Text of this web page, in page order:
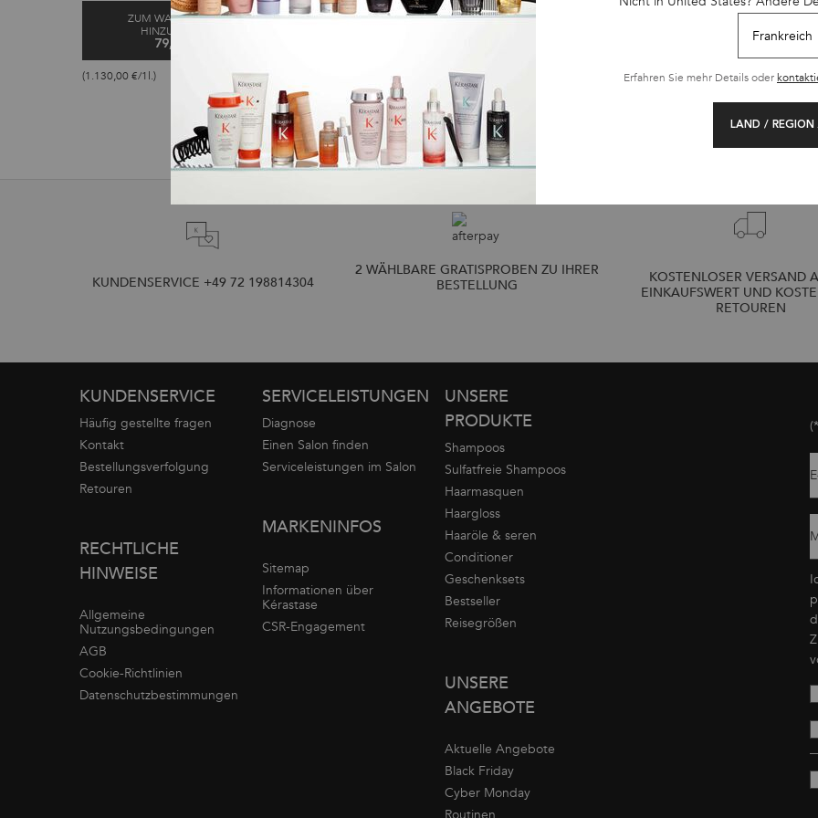
erhältlich und damit nachhaltiger. Es
bietet eine fortschrittliche Leistung
für alle Haartypen: das Haar ist
geschützt, glänzend und
ZUM WARENKORB
HINZUFÜGEN
79,10 €
(1.130,00 €/1l.)
ZUM WARENKORB
BAIN HYDRA-GLAZE SHAMPOO
ZUM
(149,20 €/1l.)
KUNDENSERVICE +49 72 198814304
2 WÄHLBARE GRATISPROBEN ZU IHRER
BESTELLUNG
KOSTENLOSER VERSAND
EINKAUFSWERT UND
RETOUREN
KUNDENSERVICE
Häufig gestellte fragen
Kontakt
Bestellungsverfolgung
Retouren
RECHTLICHE
HINWEISE
Allgemeine
Nutzungsbedingungen
AGB
Cookie-Richtlinien
Datenschutzbestimmungen
SERVICELEISTUNGEN
Diagnose
Einen Salon finden
Serviceleistungen im Salon
MARKENINFOS
Sitemap
Informationen über
Kérastase
CSR-Engagement
UNSERE
PRODUKTE
Shampoos
Sulfatfreie Shampoos
Haarmasquen
Haargloss
Haaröle & seren
Conditioner
Geschenksets
Bestseller
Reisegrößen
UNSERE
ANGEBOTE
Aktuelle Angebote
Black Friday
Cyber Monday
Erfahren Sie mehr Details oder
LAND / REGION